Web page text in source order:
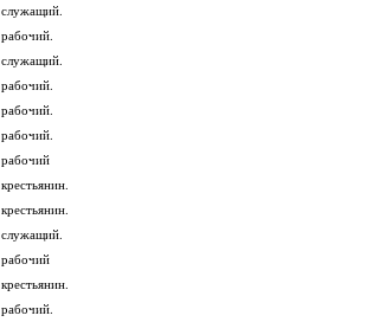
служащий.
рабочий.
служащий.
рабочий.
рабочий.
рабочий.
рабочий
крестьянин.
крестьянин.
служащий.
рабочий
крестьянин.
рабочий.